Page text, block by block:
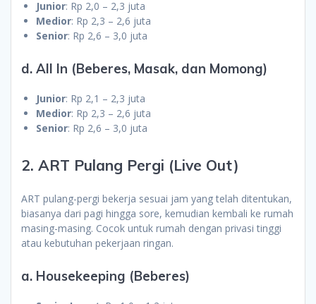
Junior: Rp 2,0 – 2,3 juta
Medior: Rp 2,3 – 2,6 juta
Senior: Rp 2,6 – 3,0 juta
d. All In (Beberes, Masak, dan Momong)
Junior: Rp 2,1 – 2,3 juta
Medior: Rp 2,3 – 2,6 juta
Senior: Rp 2,6 – 3,0 juta
2. ART Pulang Pergi (Live Out)
ART pulang-pergi bekerja sesuai jam yang telah ditentukan,
biasanya dari pagi hingga sore, kemudian kembali ke rumah
masing-masing. Cocok untuk rumah dengan privasi tinggi
atau kebutuhan pekerjaan ringan.
a. Housekeeping (Beberes)